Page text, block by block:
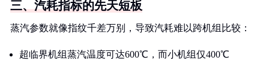
三、汽耗指标的先天短板
蒸汽参数就像指纹千差万别，导致汽耗难以跨机组比较：
超临界机组蒸汽温度可达600℃，而小机组仅400℃